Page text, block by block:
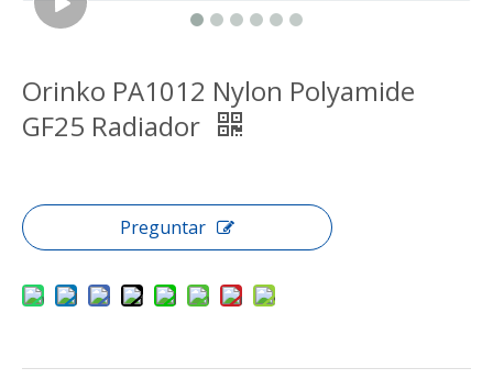
Orinko PA1012 Nylon Polyamide
GF25 Radiador
Preguntar